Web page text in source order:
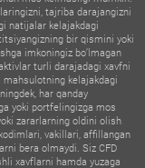
tajriba darajangizni
natijalar kelajakdagi
bir qismini yoki
imkoningiz bo‘lmagan
turli darajadagi xavfni
mahsulotning kelajakdagi
har qanday
yoki portfelingizga mos
zararlarning oldini olish
vakillari, affillangan
bera olmaydi. Siz CFD
xavflarni hamda yuzaga